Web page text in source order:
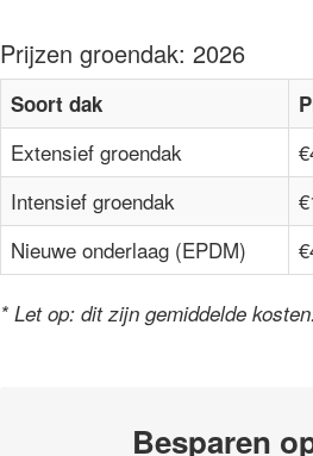
Prijzen groendak: 2026
Soort dak
Extensief groendak
Intensief groendak
Nieuwe onderlaag (EPDM)
* Let op: dit zijn gemiddelde kosten.
Besparen